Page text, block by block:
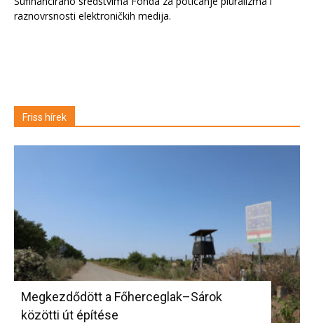
raznovrsnosti elektroničkih medija.
Friss hírek
Megkezdődött a Főherceglak–Sárok
közötti út építése